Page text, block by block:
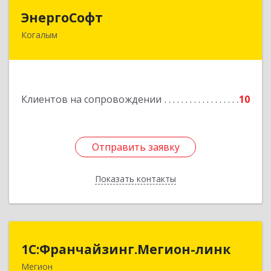
ЭнергоСофт
Когалым
Клиентов на сопровождении 10
Отправить заявку
Показать контакты
628485, Ханты-Мансийский Автономный округ
Подробнее
Отправить заявку
Назад
1С:Франчайзинг.Мегион-линк
Мегион
1С:Франчайзинг.Мегион-линк